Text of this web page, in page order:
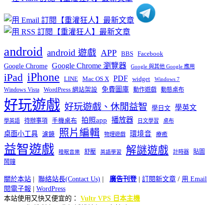
android android 遊戲 APP BBS Facebook
Google Chrome Google Chrome 瀏覽器 Google 與其他 Google 應用
iPad iPhone LINE Mac OS X PDF widget Windows 7
Windows Vista WordPress 網站架設 免費圖庫 動作遊戲 動態桌布
好玩遊戲 好玩遊戲、休閒益智 學日文 學英文
學英語 待辦事項 手機桌布 拍照app 播放器 日文學習 桌布
桌面小工具 濾鏡 照片編輯 物理遊戲 環境音 療癒
益智遊戲 睡眠音樂 舒壓 英語學習 解謎遊戲 計時器
貼圖
鬧鐘
關於本站 | 聯絡站長(Contact Us) | 廣告刊登| 訂閱新文章 / 用 Email
閱電子報 | WordPress
本站使用又快又便宜的： Vultr VPS 日本主機